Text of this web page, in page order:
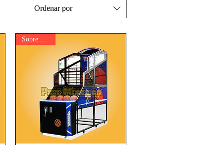
Ordenar por
Sobre Pedido